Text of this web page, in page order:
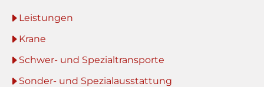
Leistungen
Krane
Schwer- und Spezialtransporte
Sonder- und Spezialausstattung